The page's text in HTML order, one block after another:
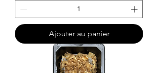
Ajouter au panier